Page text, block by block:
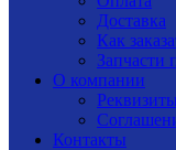
Доставка
Как
Запчасти
О компании
Реквизиты
Контакты